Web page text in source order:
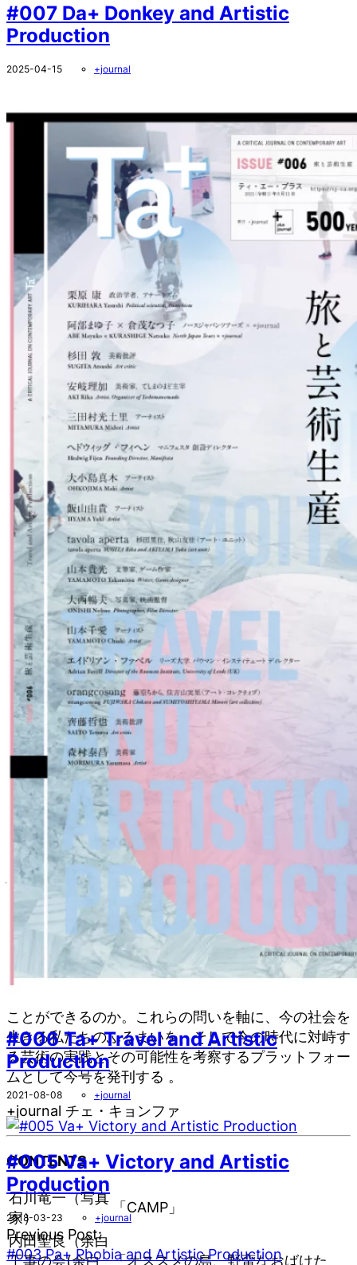
＃004 Sa+ 声と芸術生産
Background
現在、世界中で6000万を超えようとする数の人々
が、戦争による迫害や貧困から逃れるため、行き着く
先も分からぬままに自国を離れることを余儀なくされ
ている。人間であることの尊厳を奪われ、助けの手を
差し伸べられないままに命を落とした人々の数は正確
に知ることさえ不可能だろう。欧米諸国の介入主義に
も大きく依拠する対立が引き起こした第二次世界大戦
後最大の難民危機は、民主主義の限界をつきつけ、平
和の意味を、そしてヒューマニティとは何かを同じ時
代を生きる私たちに問いかけている。一方、日本は昨
年、武力を行使する方向へと大きく舵を切った。長期
に渡る経済的停滞の只中で起きた東日本大震災と福島
原発事故によって社会が—「安定」を失った人々の心
が—揺さぶられ続ける中で、「平和」の意味が性急に
書き換えられつつある。そして、現在の戦争や武力介
入がもたらしている惨状を目の当たりにしながら不戦
の意義を棄てようとする政府に対して、多くの人々が
賛否の声を上げ、日本という国家のあるべき姿を主張
している。たった5年前ですら、誰も考えられなかっ
たような大規模なデモ、「国を脅かす」者たちへのヘ
イトスピーチ、インターネットの匿名性を盾に、暴力
を自制しない言葉の応酬。
しかし、こうして私たちに聞こえてくる声の多くは、
複雑に絡み合う事象を単純化したロジックによって二
極化されてもいる。そのような声は時に激しい情動を
引き起こし、それを発する人々と向けられた人々の双
方に、さまざまなかたちで染みこんでゆく。耳をふさ
いでも聞こえてくる声の力から影響されずにいること
は難しい。強い声に同調することには自己を委ねる心
地よさがある。一方で、周りの声に抗い、自らの声を
伝えることを諦めないでいるには信念を必要とする。
ノイズにかき消される小さな声や沈黙に耳をすまし続
けることには、他者への配慮と共に内省を要する。
私たちはどのように声を発していて、他者の声を聞い
ているのか。自らの声をぶつけることも、自分の声を
ことができるのか。これらの問いを軸に、今の社会を
生きる私たちのふるまいを、そして今の時代に対峙す
る芸術の実践とその可能性を考察するプラットフォー
ムとして今号を発刊する 。
+journal チェ・キョンファ
CONTENTS
石川竜一（写真
家）
「CAMP」
内田聖良（余白
工事の会(余白
「オススメの島、野蛮なおばけた
#007 Da+ Donkey and Artistic
Production
2025-04-15 +journal
#006 Ta+ Travel and Artistic
Production
2021-08-08 +journal
#005 Va+ Victory and Artistic
Production
2018-03-23 +journal
Previous Post:
#003 Pa+ Phobia and Artistic Production